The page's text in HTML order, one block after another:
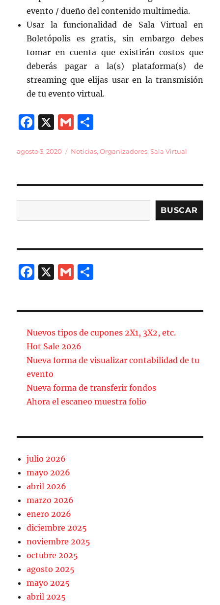
evento / dueño del contenido multimedia.
Usar la funcionalidad de Sala Virtual en
Boletópolis es gratis, sin embargo debes
tomar en cuenta que existirán costos que
deberás pagar a la(s) plataforma(s) de
streaming que elijas usar en la transmisión
de tu evento virtual.
F
c
b
o
o
X
G
ai m
a
rt
ir
Publicado
agosto 3, 2020 Categorías
Noticias,Organizadores,Sala Virtual
BUSCAR
F
b
o
o
k
X
G
a
ir
Nuevos tipos de cupones 2X1, 3X2, etc.
Hot Sale 2026
Nueva forma de visualizar contabilidad de tu
evento
Nueva forma de transferir fondos
Ahora el escaneo muestra folio
julio 2026
mayo 2026
abril 2026
marzo 2026
enero 2026
diciembre 2025
noviembre 2025
octubre 2025
agosto 2025
mayo 2025
abril 2025